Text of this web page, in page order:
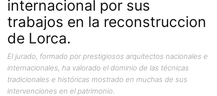
internacional por sus
trabajos en la reconstruccion
de Lorca.
El jurado, formado por prestigiosos arquitectos nacionales e
internacionales, ha valorado el dominio de las técnicas
tradicionales e históricas mostrado en muchas de sus
intervenciones en el patrimonio.